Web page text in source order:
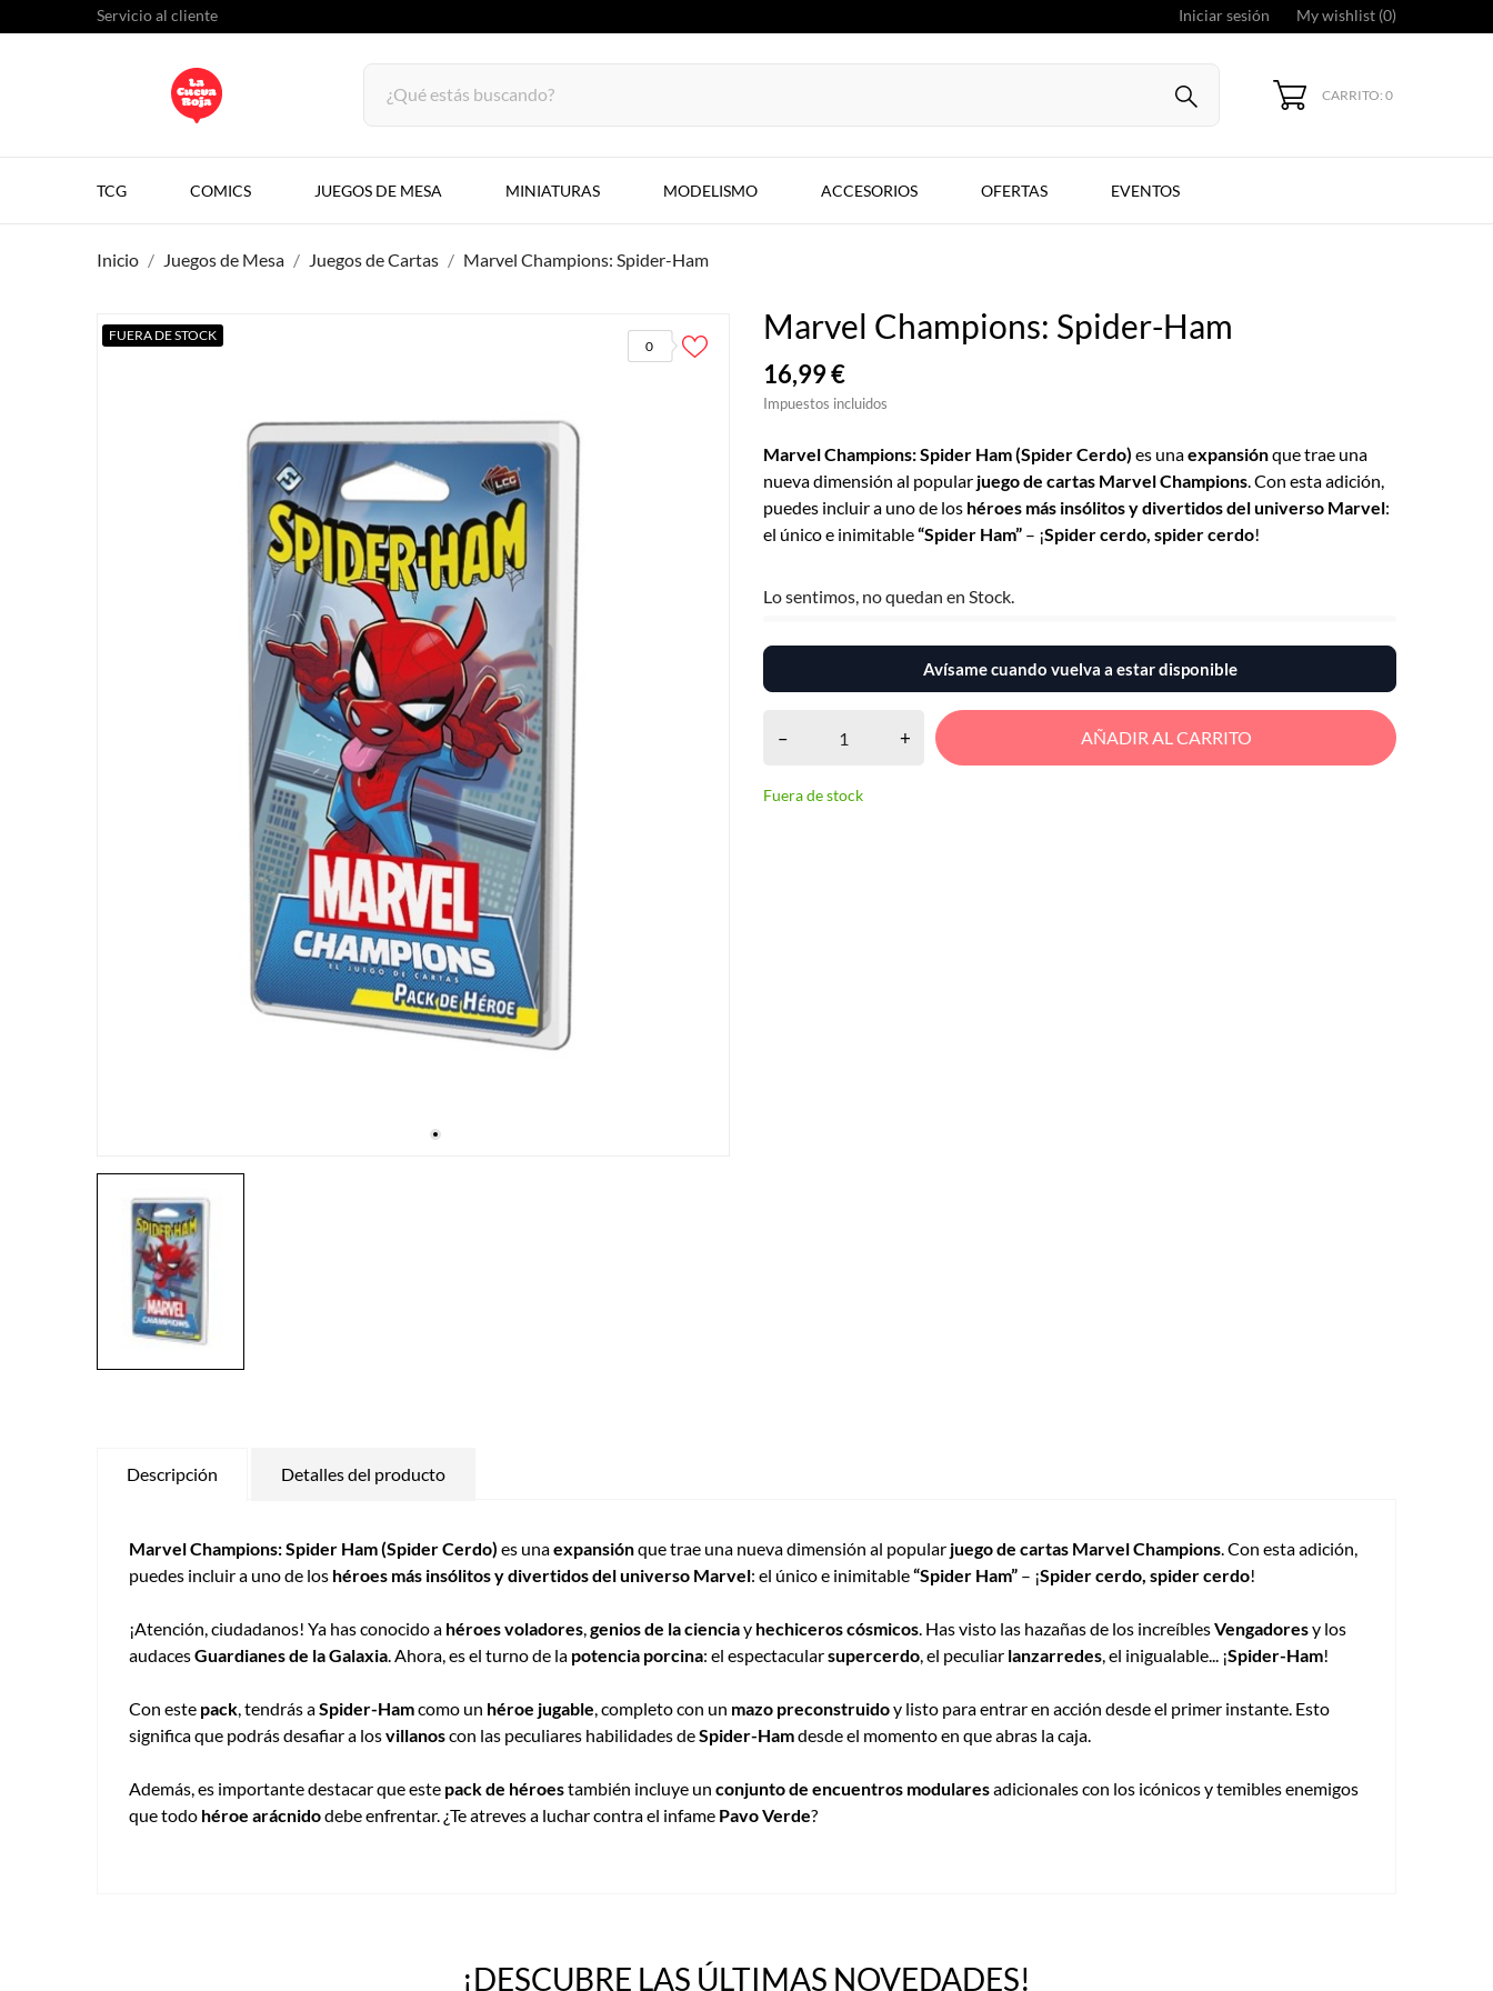
Servicio al cliente Iniciar sesión My wishlist (0)
CARRITO: 0
TCG COMICS JUEGOS DE MESA MINIATURAS MODELISMO ACCESORIOS OFERTAS EVENTOS
Inicio Juegos de Mesa Juegos de Cartas Marvel Champions: Spider-Ham
0
FUERA DE STOCK Marvel Champions: Spider-Ham
16,99 €
Impuestos incluidos
Marvel Champions: Spider Ham (Spider Cerdo) es unaexpansiónque trae una
nueva dimensión al popular juego de cartas Marvel Champions. Con esta adición,
puedes incluir a uno de los héroes más insólitos y divertidos del universo Marvel:
el único e inimitable“Spider Ham” – ¡Spider cerdo, spider cerdo!
Lo sentimos, no quedan en Stock.
Avísame cuando vuelva a estar disponible
– + AÑADIR AL CARRITO
Fuera de stock
Descripción Detalles del producto
Marvel Champions: Spider Ham (Spider Cerdo) es unaexpansiónque trae una nueva dimensión al popular juego de cartas Marvel Champions . Con esta adición,
puedes incluir a uno de los héroes más insólitos y divertidos del universo Marvel: el único e inimitable“Spider Ham” – ¡Spider cerdo, spider cerdo!
¡Atención, ciudadanos! Ya has conocido a héroes voladores genios de la cienciay hechiceros cósmicos . Has visto las hazañas de los increíblesVengadoresy los
audacesGuardianes de la Galaxia . Ahora, es el turno de la potencia porcina: el espectacularsupercerdo , el peculiar lanzarredes , el inigualable... ¡Spider-Ham!
Con este pack , tendrás aSpider-Hamcomo un héroe jugable , completo con un mazo preconstruidoy listo para entrar en acción desde el primer instante. Esto
significa que podrás desafiar a losvillanoscon las peculiares habilidades deSpider-Hamdesde el momento en que abras la caja.
Además, es importante destacar que este pack de héroestambién incluye un conjunto de encuentros modularesadicionales con los icónicos y temibles enemigos
que todo héroe arácnidodebe enfrentar. ¿Te atreves a luchar contra el infame Pavo Verde?
¡DESCUBRE LAS ÚLTIMAS NOVEDADES!